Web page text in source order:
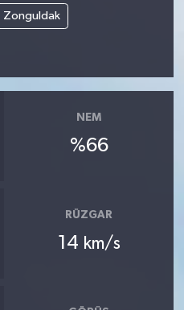
Zonguldak
NEM
%66
RÜZGAR
14 km/s